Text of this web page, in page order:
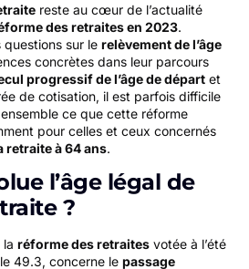
reste au cœur de l’actualité
des retraites en 2023.
sur le relèvement de l’âge
concrètes dans leur parcours
progressif de l’âge de départ et
de cotisation, il est parfois difficile
ce que cette réforme
pour celles et ceux concernés
retraite à 64 ans.
l’âge légal de
?
réforme des retraites votée à l’été
49.3, concerne le passage